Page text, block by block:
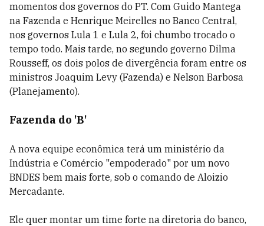
momentos dos governos do PT. Com Guido Mantega
na Fazenda e Henrique Meirelles no Banco Central,
nos governos Lula 1 e Lula 2, foi chumbo trocado o
tempo todo. Mais tarde, no segundo governo Dilma
Rousseff, os dois polos de divergência foram entre os
ministros Joaquim Levy (Fazenda) e Nelson Barbosa
(Planejamento).
Fazenda do 'B'
A nova equipe econômica terá um ministério da
Indústria e Comércio "empoderado" por um novo
BNDES bem mais forte, sob o comando de Aloizio
Mercadante.
Ele quer montar um time forte na diretoria do banco,